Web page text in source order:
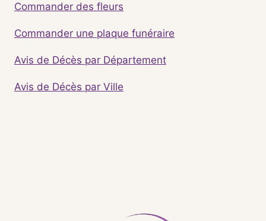
Commander des fleurs
Commander une plaque funéraire
Avis de Décès par Département
Avis de Décès par Ville